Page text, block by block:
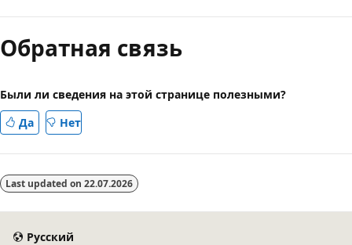
чтения
выключен
Обратная связь
Были ли сведения на этой странице полезными?
Да
Нет
Last updated on 22.07.2026
Русский